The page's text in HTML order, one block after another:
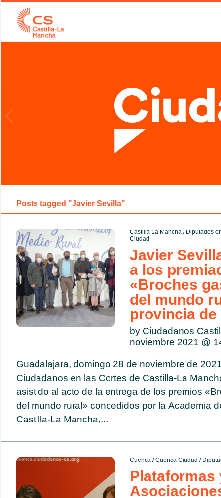
Posts tagged "Javier Sevilla"
Castilla La Mancha/ Diputados
Ciudad
Javier
a los
«Broches
del mundo
provincia de
by Ciudadanos
noviembre 2021 @
Guadalajara, domingo 28 de noviembre de
Ciudadanos en las Cortes de Castilla-La
asistido al acto de la entrega de los premios
del mundo rural» concedidos por la Academia
Castilla-La Mancha,...
Cuenca/Cuenca Ciudad /
Plataformas